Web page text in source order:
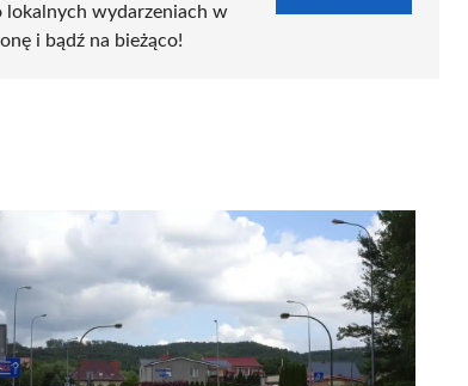
lokalnych wydarzeniach w
i bądź na bieżąco!